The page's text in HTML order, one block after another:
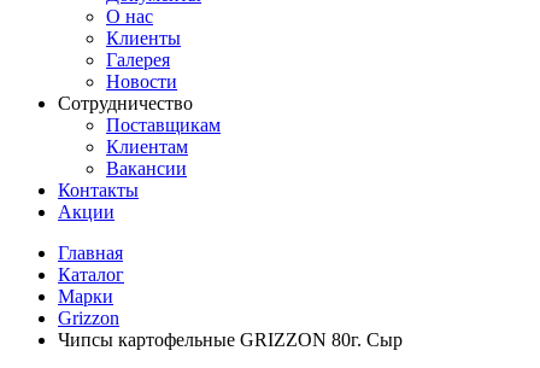
О нас
Клиенты
Галерея
Новости
Сотрудничество
Поставщикам
Клиентам
Вакансии
Контакты
Акции
Главная
Каталог
Марки
Grizzon
Чипсы картофельные GRIZZON 80г. Сыр